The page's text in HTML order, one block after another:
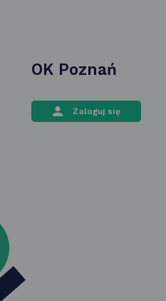
OK Poznań
Zaloguj się